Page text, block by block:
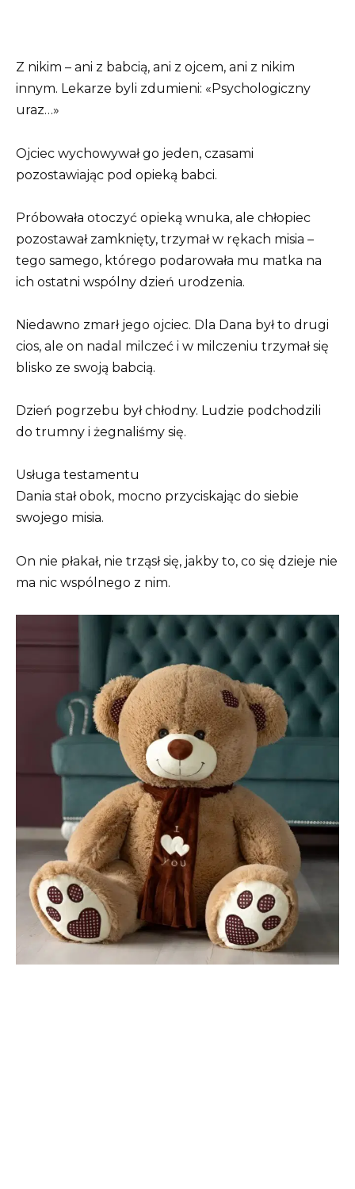
Z nikim – ani z babcią, ani z ojcem, ani z nikim
innym. Lekarze byli zdumieni: «Psychologiczny
uraz…»
Ojciec wychowywał go jeden, czasami
pozostawiając pod opieką babci.
Próbowała otoczyć opieką wnuka, ale chłopiec
pozostawał zamknięty, trzymał w rękach misia –
tego samego, którego podarowała mu matka na
ich ostatni wspólny dzień urodzenia.
Niedawno zmarł jego ojciec. Dla Dana był to drugi
cios, ale on nadal milczeć i w milczeniu trzymał się
blisko ze swoją babcią.
Dzień pogrzebu był chłodny. Ludzie podchodzili
do trumny i żegnaliśmy się.
Usługa testamentu
Dania stał obok, mocno przyciskając do siebie
swojego misia.
On nie płakał, nie trząsł się, jakby to, co się dzieje nie
ma nic wspólnego z nim.